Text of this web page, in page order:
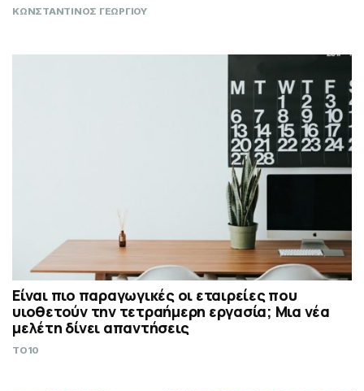
ΚΩΝΣΤΑΝΤΙΝΟΣ ΓΕΩΡΓΙΟΥ
Είναι πιο παραγωγικές οι εταιρείες που
υιοθετούν την τετραήμερη εργασία; Μια νέα
μελέτη δίνει απαντήσεις
TO10